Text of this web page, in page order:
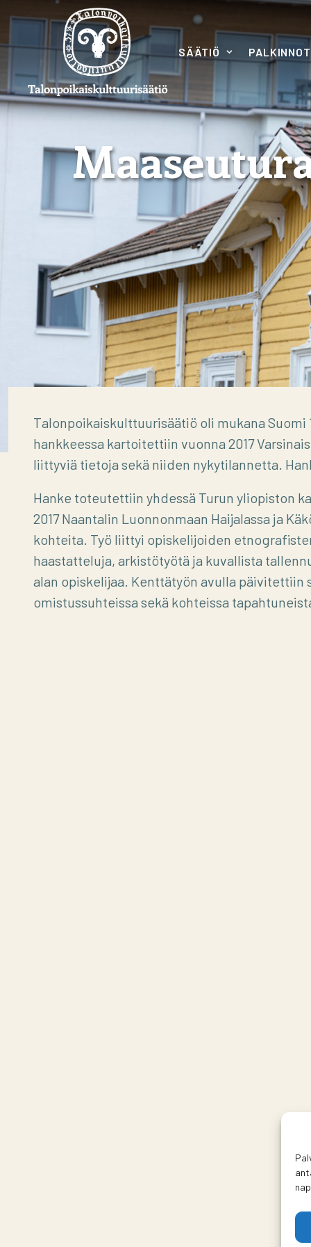
SÄÄTIÖ PALKINNOT
Talonpoikaiskulttuurisäätiö oli mukana
hankkeessa kartoitettiin vuonna 2017
liittyviä tietoja sekä niiden nykytilannetta.
Hanke toteutettiin yhdessä Turun yliopiston
2017 Naantalin Luonnonmaan Haijalassa ja
kohteita. Työ liittyi opiskelijoiden
haastatteluja, arkistötyötä ja kuvallista
alan opiskelijaa. Kenttätyön avulla
omistussuhteissa sekä kohteissa